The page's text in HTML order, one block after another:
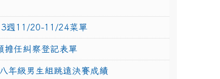
週11/20-11/24菜單
擔任糾察登記表單
年級男生組跳遠決賽成績